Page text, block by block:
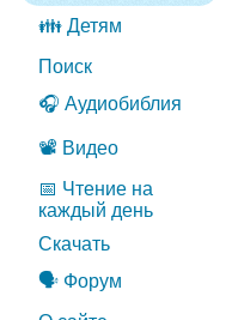
👪 Детям
Поиск
🎧 Аудиобиблия
📽️ Видео
📅 Чтение на
каждый день
Скачать
🗣️ Форум